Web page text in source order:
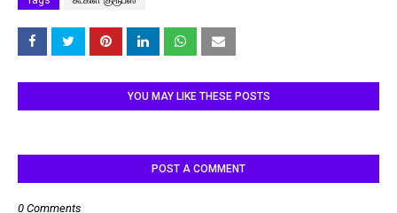
YOU MAY LIKE THESE POSTS
POST A COMMENT
0 Comments